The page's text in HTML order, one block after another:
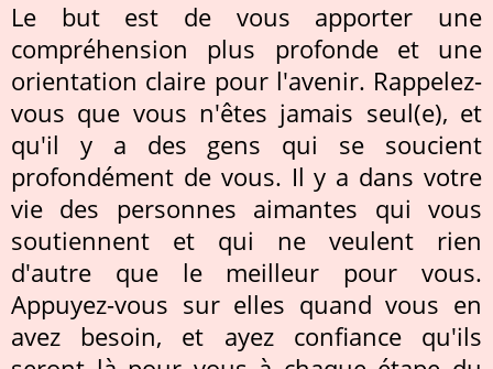
Le but est de vous apporter une
compréhension plus profonde et une
orientation claire pour l'avenir. Rappelez-
vous que vous n'êtes jamais seul(e), et
qu'il y a des gens qui se soucient
profondément de vous. Il y a dans votre
vie des personnes aimantes qui vous
soutiennent et qui ne veulent rien
d'autre que le meilleur pour vous.
Appuyez-vous sur elles quand vous en
avez besoin, et ayez confiance qu'ils